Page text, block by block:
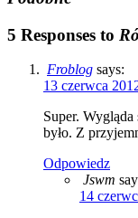
5 Responses to
Froblog says:
13 czerwca
Super.
było. Z
Odpowiedz
Jswm
14